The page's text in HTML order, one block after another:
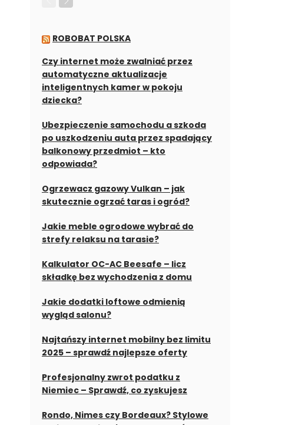
ROBOBAT POLSKA
Czy internet może zwalniać przez
automatyczne aktualizacje
inteligentnych kamer w pokoju
dziecka?
Ubezpieczenie samochodu a szkoda
po uszkodzeniu auta przez spadający
balkonowy przedmiot – kto
odpowiada?
Ogrzewacz gazowy Vulkan – jak
skutecznie ogrzać taras i ogród?
Jakie meble ogrodowe wybrać do
strefy relaksu na tarasie?
Kalkulator OC-AC Beesafe – licz
składkę bez wychodzenia z domu
Jakie dodatki loftowe odmienią
wygląd salonu?
Najtańszy internet mobilny bez limitu
2025 – sprawdź najlepsze oferty
Profesjonalny zwrot podatku z
Niemiec – Sprawdź, co zyskujesz
Rondo, Nimes czy Bordeaux? Stylowe